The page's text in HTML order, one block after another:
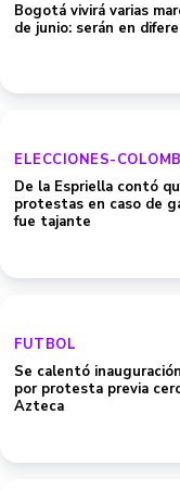
Bogotá vivirá varias
de junio: serán en
ELECCIONES-
De la Espriella contó
protestas en caso de
fue tajante
FUTBOL
Se calentó
por protesta previa
Azteca